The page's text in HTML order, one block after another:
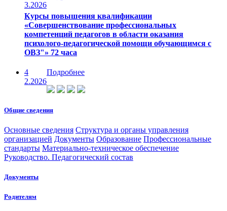
3.2026
Курсы повышения квалификации
«Совершенствование профессиональных
компетенций педагогов в области оказания
психолого-педагогической помощи обучающимся с
ОВЗ"» 72 часа
4
2.2026
Подробнее
Общие сведения
Основные сведения Структура и органы управления
организацией Документы Образование Профессиональные
стандарты Материально-техническое обеспечение
Руководство. Педагогический состав
Документы
Родителям